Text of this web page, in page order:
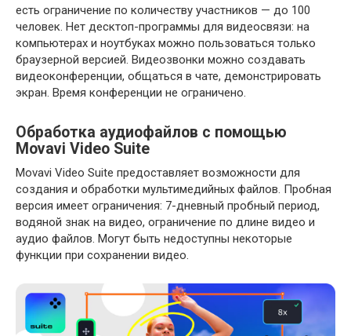
есть ограничение по количеству участников — до 100
человек. Нет десктоп-программы для видеосвязи: на
компьютерах и ноутбуках можно пользоваться только
браузерной версией. Видеозвонки можно создавать
видеоконференции, общаться в чате, демонстрировать
экран. Время конференции не ограничено.
Обработка аудиофайлов с помощью
Movavi Video Suite
Movavi Video Suite предоставляет возможности для
создания и обработки мультимедийных файлов. Пробная
версия имеет ограничения: 7-дневный пробный период,
водяной знак на видео, ограничение по длине видео и
аудио файлов. Могут быть недоступны некоторые
функции при сохранении видео.